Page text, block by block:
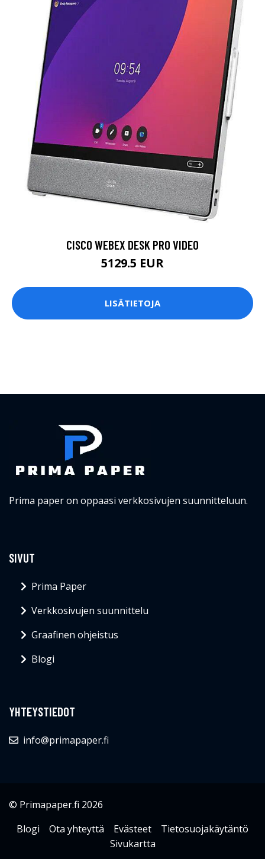
CISCO WEBEX DESK PRO VIDEO
5129.5 EUR
LISÄTIETOJA
Prima paper on oppaasi verkkosivujen suunnitteluun.
SIVUT
Prima Paper
Verkkosivujen suunnittelu
Graafinen ohjeistus
Blogi
YHTEYSTIEDOT
info@primapaper.fi
© Primapaper.fi 2026
Blogi
Ota yhteyttä Evästeet
Tietosuojakäytäntö
Sivukartta